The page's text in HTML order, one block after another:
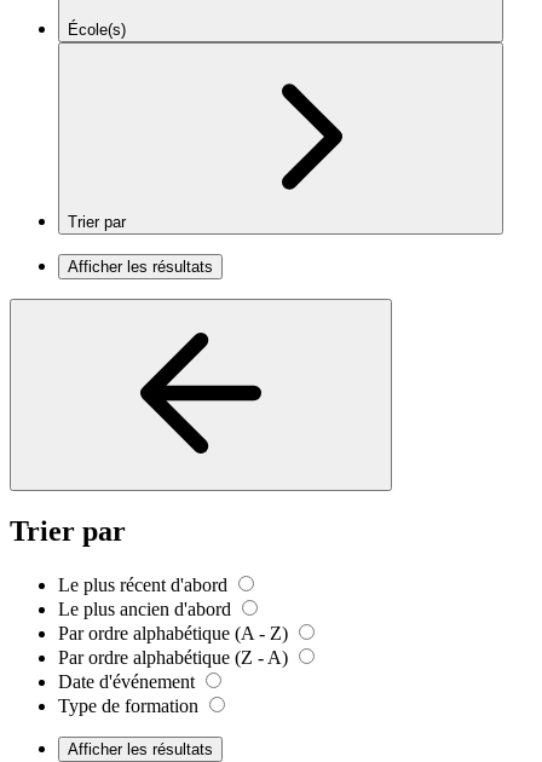
École(s)
Trier par
Afficher les résultats
Trier par
Le plus récent d'abord
Le plus ancien d'abord
Par ordre alphabétique (A - Z)
Par ordre alphabétique (Z - A)
Date d'événement
Type de formation
Afficher les résultats